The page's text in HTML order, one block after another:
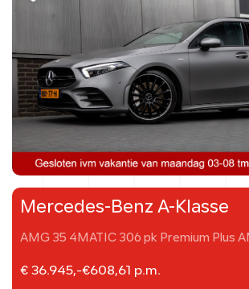
Mercedes-Benz A-Klasse
AMG 35 4MATIC 306 pk Premium Plus
€ 36.945,-€608,61 p.m.